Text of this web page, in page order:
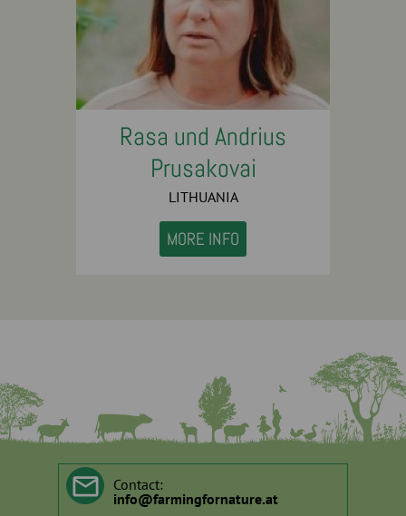
Rasa und Andrius
Prusakovai
LITHUANIA
MORE INFO
Contact:
info@farmingfornature.at